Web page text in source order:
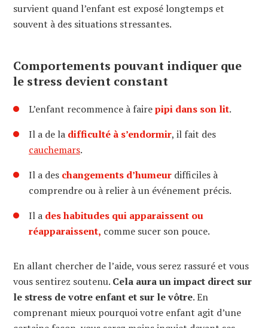
survient quand l’enfant est exposé longtemps et
souvent à des situations stressantes.
Comportements pouvant indiquer que
le stress devient constant
L’enfant recommence à fairepipi dans son lit.
Il a de la difficulté à s’endormir, il fait des
cauchemars.
Il a des changements d’humeur difficiles à
comprendre ou à relier à un événement précis.
Il a des habitudes qui apparaissent ou
réapparaissent, comme sucer son pouce.
En allant chercher de l’aide, vous serez rassuré et vous
vous sentirez soutenu. Cela aura un impact direct sur
le stress de votre enfant et sur le vôtre. En
comprenant mieux pourquoi votre enfant agit d’une